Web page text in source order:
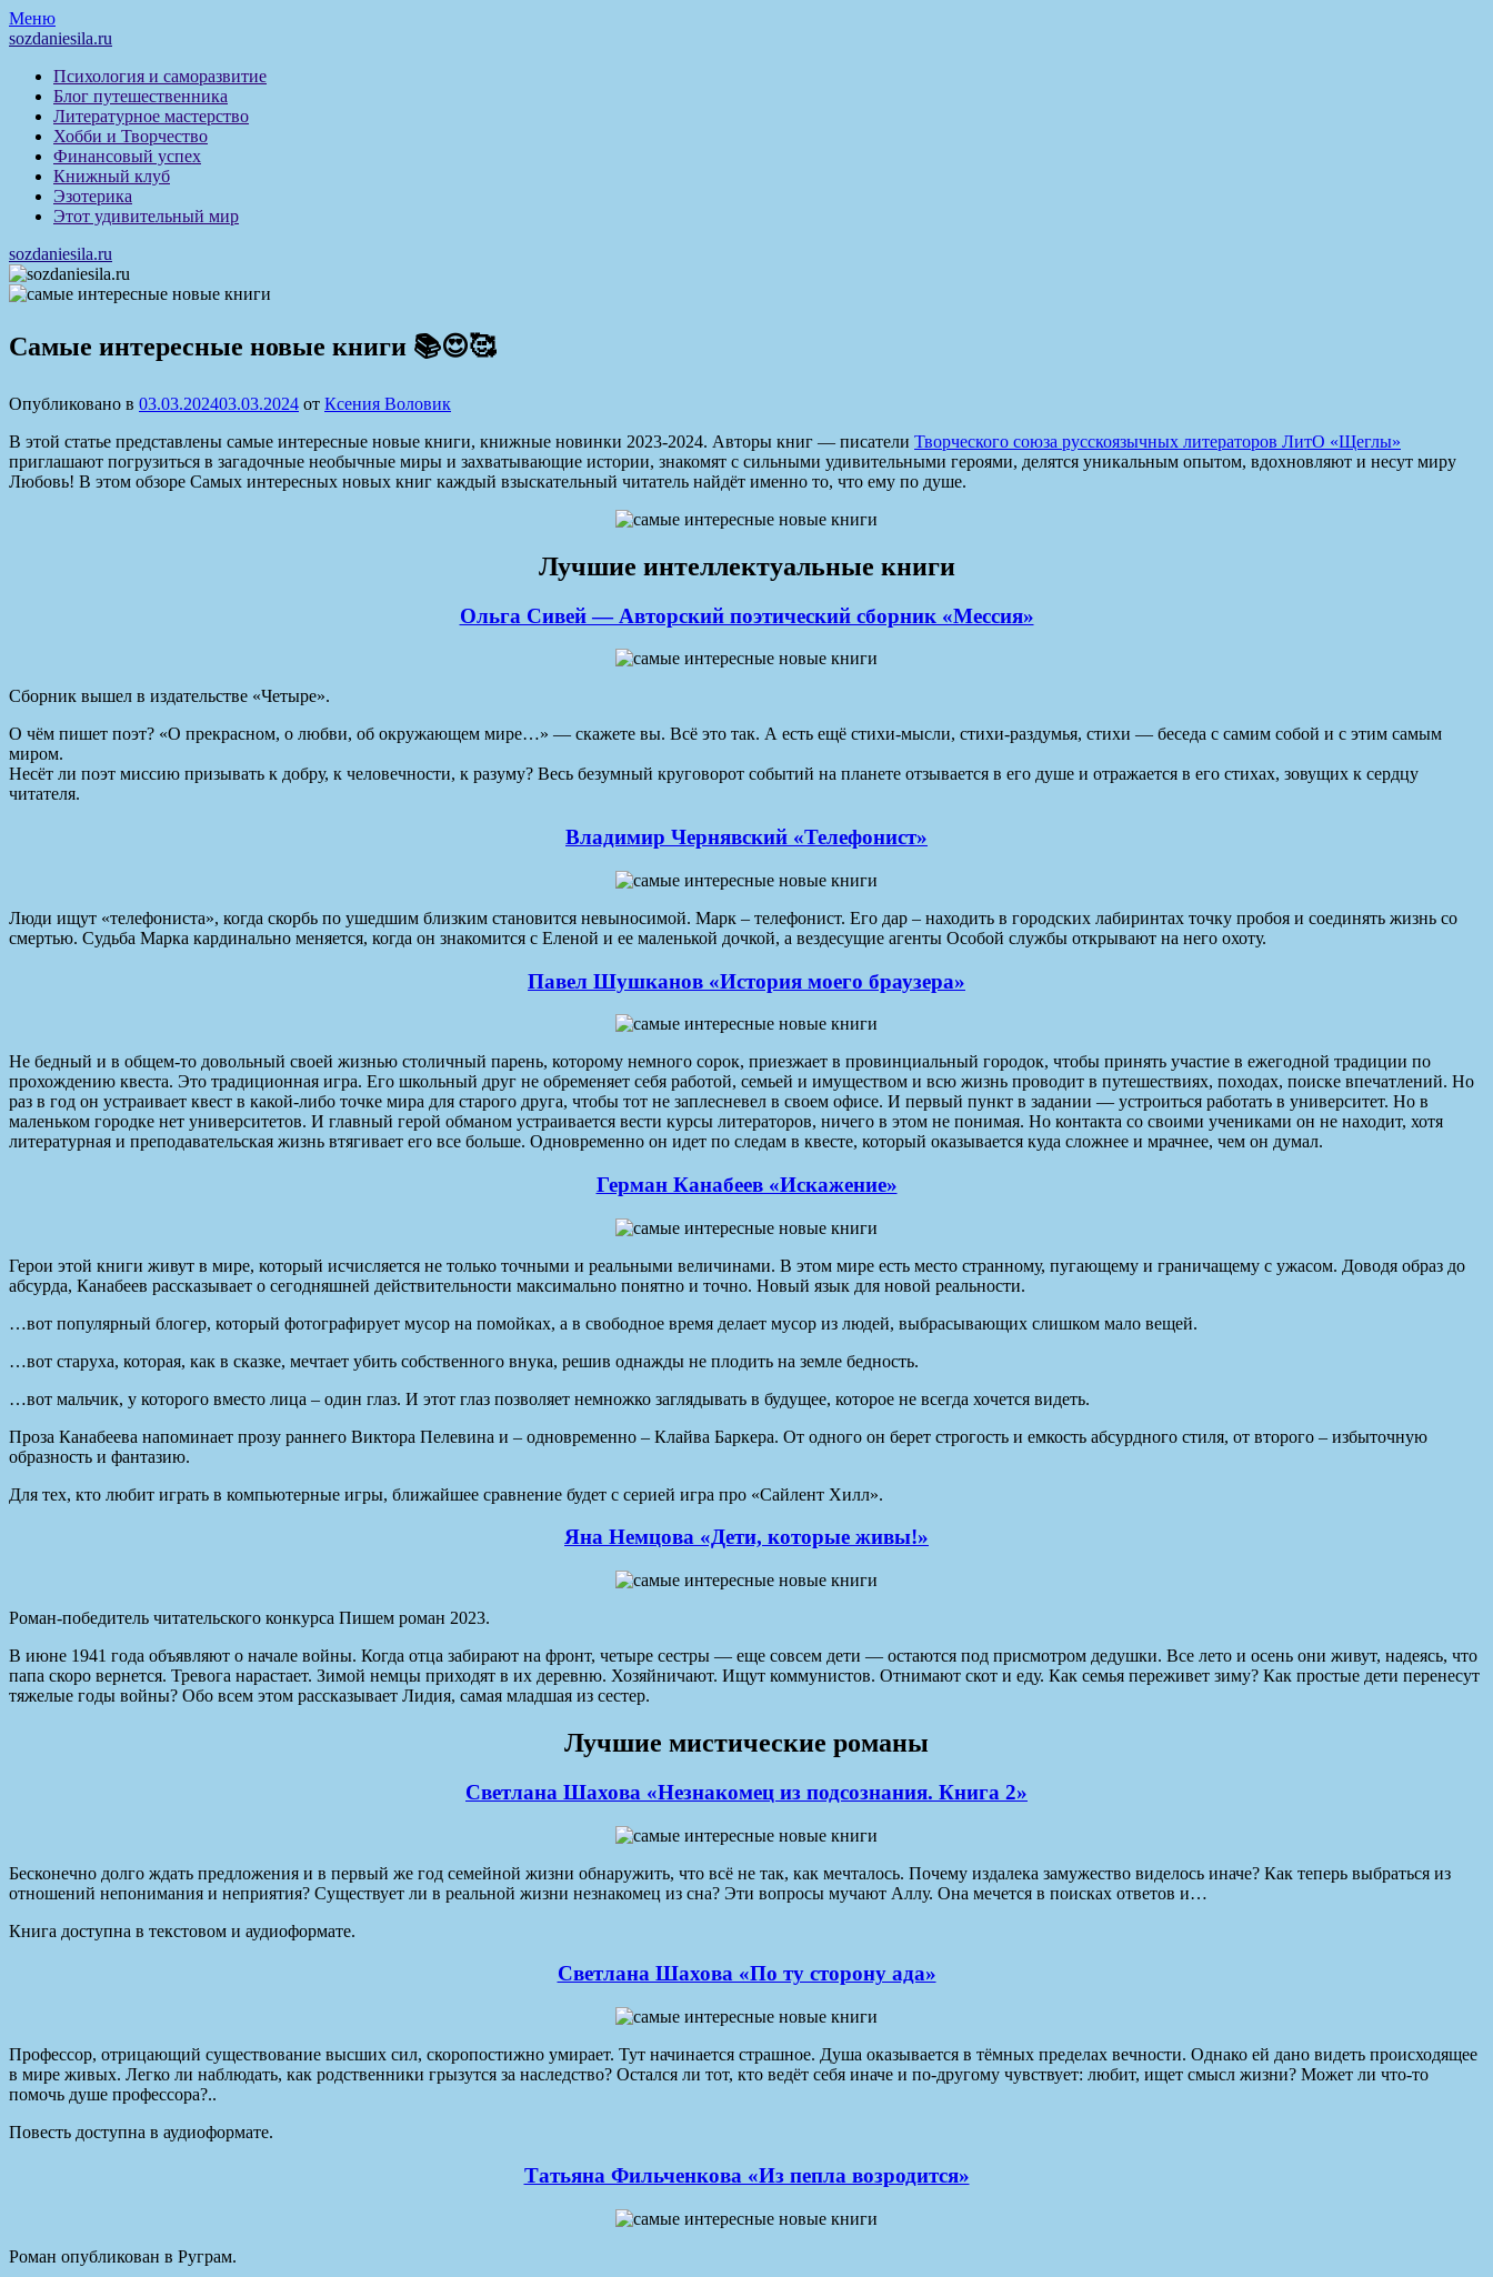
Перейти
к
Меню
sozdaniesila.ru
Психология и саморазвитие
Блог путешественника
Литературное мастерство
Хобби и Творчество
Финансовый успех
Книжный клуб
Эзотерика
Этот удивительный мир
sozdaniesila.ru
Самые интересные новые книги 📚😍🥰
Опубликовано в 03.03.202403.03.2024 от Ксения Воловик
В этой статье представлены самые интересные новые книги, книжные новинки 2023-2024. Авторы книг — писатели Творческого союза русскоязычных литераторов ЛитО «Щеглы»
приглашают погрузиться в загадочные необычные миры и захватывающие истории, знакомят с сильными удивительными героями, делятся уникальным опытом, вдохновляют и несут миру
Любовь! В этом обзоре Самых интересных новых книг каждый взыскательный читатель найдёт именно то, что ему по душе.
Лучшие интеллектуальные книги
Ольга Сивей — Авторский поэтический сборник «Мессия»
Сборник вышел в издательстве «Четыре».
О чём пишет поэт? «О прекрасном, о любви, об окружающем мире…» — скажете вы. Всё это так. А есть ещё стихи-мысли, стихи-раздумья, стихи — беседа с самим собой и с этим самым
миром.
Несёт ли поэт миссию призывать к добру, к человечности, к разуму? Весь безумный круговорот событий на планете отзывается в его душе и отражается в его стихах, зовущих к сердцу
читателя.
Владимир Чернявский «Телефонист»
Люди ищут «телефониста», когда скорбь по ушедшим близким становится невыносимой. Марк – телефонист. Его дар – находить в городских лабиринтах точку пробоя и соединять жизнь со
смертью. Судьба Марка кардинально меняется, когда он знакомится с Еленой и ее маленькой дочкой, а вездесущие агенты Особой службы открывают на него охоту.
Павел Шушканов «История моего браузера»
Не бедный и в общем-то довольный своей жизнью столичный парень, которому немного сорок, приезжает в провинциальный городок, чтобы принять участие в ежегодной традиции по
прохождению квеста. Это традиционная игра. Его школьный друг не обременяет себя работой, семьей и имуществом и всю жизнь проводит в путешествиях, походах, поиске впечатлений. Но
раз в год он устраивает квест в какой-либо точке мира для старого друга, чтобы тот не заплесневел в своем офисе. И первый пункт в задании — устроиться работать в университет. Но в
маленьком городке нет университетов. И главный герой обманом устраивается вести курсы литераторов, ничего в этом не понимая. Но контакта со своими учениками он не находит, хотя
литературная и преподавательская жизнь втягивает его все больше. Одновременно он идет по следам в квесте, который оказывается куда сложнее и мрачнее, чем он думал.
Герман Канабеев «Искажение»
Герои этой книги живут в мире, который исчисляется не только точными и реальными величинами. В этом мире есть место странному, пугающему и граничащему с ужасом. Доводя образ до
абсурда, Канабеев рассказывает о сегодняшней действительности максимально понятно и точно. Новый язык для новой реальности.
…вот популярный блогер, который фотографирует мусор на помойках, а в свободное время делает мусор из людей, выбрасывающих слишком мало вещей.
…вот старуха, которая, как в сказке, мечтает убить собственного внука, решив однажды не плодить на земле бедность.
…вот мальчик, у которого вместо лица – один глаз. И этот глаз позволяет немножко заглядывать в будущее, которое не всегда хочется видеть.
Проза Канабеева напоминает прозу раннего Виктора Пелевина и – одновременно – Клайва Баркера. От одного он берет строгость и емкость абсурдного стиля, от второго – избыточную
образность и фантазию.
Для тех, кто любит играть в компьютерные игры, ближайшее сравнение будет с серией игра про «Сайлент Хилл».
Яна Немцова «Дети, которые живы!»
Роман-победитель читательского конкурса Пишем роман 2023.
В июне 1941 года объявляют о начале войны. Когда отца забирают на фронт, четыре сестры — еще совсем дети — остаются под присмотром дедушки. Все лето и осень они живут, надеясь, что
папа скоро вернется. Тревога нарастает. Зимой немцы приходят в их деревню. Хозяйничают. Ищут коммунистов. Отнимают скот и еду. Как семья переживет зиму? Как простые дети перенесут
тяжелые годы войны? Обо всем этом рассказывает Лидия, самая младшая из сестер.
Лучшие мистические романы
Светлана Шахова «Незнакомец из подсознания. Книга 2»
Бесконечно долго ждать предложения и в первый же год семейной жизни обнаружить, что всё не так, как мечталось. Почему издалека замужество виделось иначе? Как теперь выбраться из
отношений непонимания и неприятия? Существует ли в реальной жизни незнакомец из сна? Эти вопросы мучают Аллу. Она мечется в поисках ответов и…
Книга доступна в текстовом и аудиоформате.
Светлана Шахова «По ту сторону ада»
Профессор, отрицающий существование высших сил, скоропостижно умирает. Тут начинается страшное. Душа оказывается в тёмных пределах вечности. Однако ей дано видеть происходящее
в мире живых. Легко ли наблюдать, как родственники грызутся за наследство? Остался ли тот, кто ведёт себя иначе и по-другому чувствует: любит, ищет смысл жизни? Может ли что-то
помочь душе профессора?..
Повесть доступна в аудиоформате.
Татьяна Фильченкова «Из пепла возродится»
Роман опубликован в Руграм.